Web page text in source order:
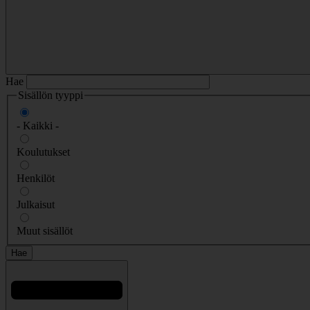
Hae
Sisällön tyyppi
- Kaikki -
Koulutukset
Henkilöt
Julkaisut
Muut sisällöt